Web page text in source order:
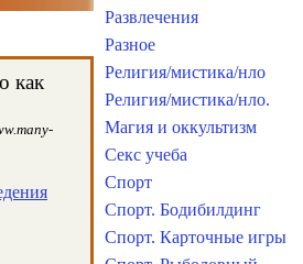
как
Развлечения
Разное
Религия/мистика/нло
Религия/мистика/нло.
Магия и оккультизм
Секс учеба
Спорт
Спорт. Бодибилдинг
Спорт. Карточные игры